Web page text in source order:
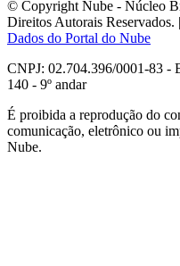
© Copyright Nube - Núcleo
Direitos Autorais Reservados. |
Dados do Portal do Nube
CNPJ: 02.704.396/0001-83 -
140 - 9º andar
É proibida a reprodução do
comunicação, eletrônico ou
Nube.